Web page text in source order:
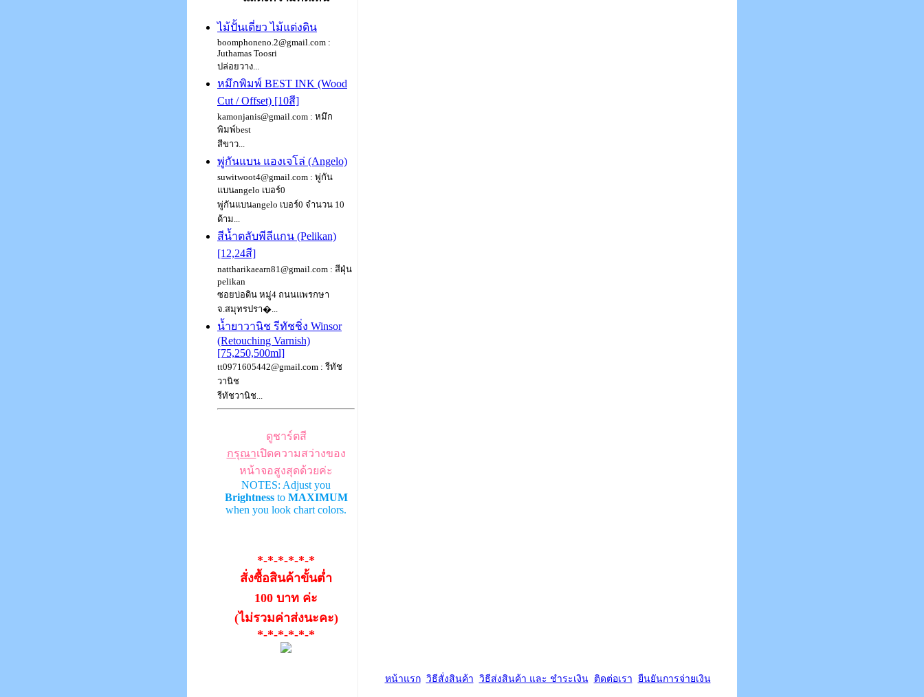
ไม้ปั้นเดี่ยว ไม้แต่งดิน
boomphoneno.2@gmail.com :
Juthamas Toosri
ปล่อยวาง...
หมึกพิมพ์ BEST INK (Wood
Cut / Offset) [10สี]
kamonjanis@gmail.com : หมึก
พิมพ์best
สีขาว...
พู่กันแบน แองเจโล่ (Angelo)
suwitwoot4@gmail.com : พู่กัน
แบนangelo เบอร์0
พู่กันแบนangelo เบอร์0 จำนวน 10
ด้าม...
สีน้ำตลับพีลีแกน (Pelikan)
[12,24สี]
nattharikaearn81@gmail.com : สีฝุ่น
pelikan
ซอยบ่อดิน หมู่4 ถนนแพรกษา
จ.สมุทรปรา�...
น้ำยาวานิช รีทัชชิ่ง Winsor
(Retouching Varnish)
[75,250,500ml]
tt0971605442@gmail.com : รีทัช
วานิช
รีทัชวานิช...
ดูชาร์ตสี
กรุณาเปิดความสว่างของ
หน้าจอสูงสุดด้วยค่ะ
NOTES: Adjust you
Brightnessto MAXIMUM
when you look chart colors.
*-*-*-*-*-*
สั่งซื้อสินค้าขั้นต่ำ
100 บาท ค่ะ
(ไม่รวมค่าส่งนะคะ)
*-*-*-*-*-*
หน้าแรก วิธีสั่งสินค้า วิธีส่งสินค้า และ ชำระเงิน ติดต่อเรา ยืนยันการจ่ายเงิน